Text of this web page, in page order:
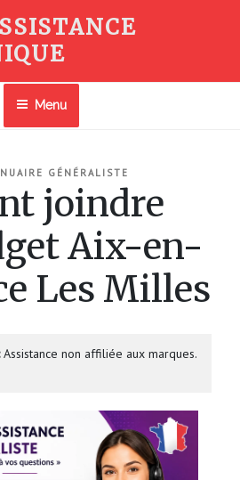
Menu
GÉNÉRALISTE
joindre
Aix-en-
Les Milles
Assistance non affiliée aux marques.